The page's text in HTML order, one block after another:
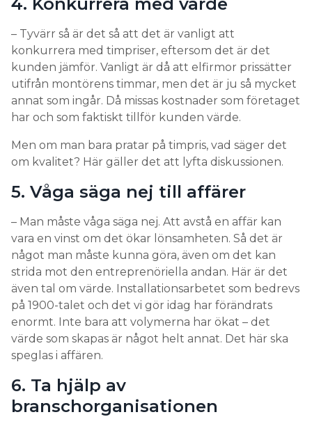
4. Konkurrera med värde
– Tyvärr så är det så att det är vanligt att
konkurrera med timpriser, eftersom det är det
kunden jämför. Vanligt är då att elfirmor prissätter
utifrån montörens timmar, men det är ju så mycket
annat som ingår. Då missas kostnader som företaget
har och som faktiskt tillför kunden värde.
Men om man bara pratar på timpris, vad säger det
om kvalitet? Här gäller det att lyfta diskussionen.
5. Våga säga nej till affärer
– Man måste våga säga nej. Att avstå en affär kan
vara en vinst om det ökar lönsamheten. Så det är
något man måste kunna göra, även om det kan
strida mot den entreprenöriella andan. Här är det
även tal om värde. Installationsarbetet som bedrevs
på 1900-talet och det vi gör idag har förändrats
enormt. Inte bara att volymerna har ökat – det
värde som skapas är något helt annat. Det här ska
speglas i affären.
6. Ta hjälp av
branschorganisationen